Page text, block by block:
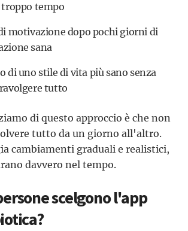
tempo
motivazione dopo pochi giorni di
sana
di uno stile di vita più sano senza
tutto
di questo approccio è che non
tutto da un giorno all'altro.
cambiamenti graduali e realistici,
davvero nel tempo.
scelgono l'app